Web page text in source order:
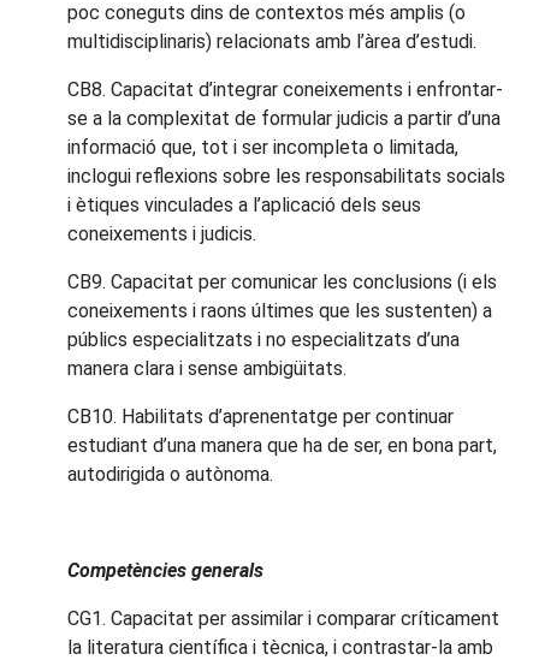
poc coneguts dins de contextos més amplis (o
multidisciplinaris) relacionats amb l’àrea d’estudi.
CB8. Capacitat d’integrar coneixements i enfrontar-
se a la complexitat de formular judicis a partir d’una
informació que, tot i ser incompleta o limitada,
inclogui reflexions sobre les responsabilitats socials
i ètiques vinculades a l’aplicació dels seus
coneixements i judicis.
CB9. Capacitat per comunicar les conclusions (i els
coneixements i raons últimes que les sustenten) a
públics especialitzats i no especialitzats d’una
manera clara i sense ambigüitats.
CB10. Habilitats d’aprenentatge per continuar
estudiant d’una manera que ha de ser, en bona part,
autodirigida o autònoma.
Competències generals
CG1. Capacitat per assimilar i comparar críticament
la literatura científica i tècnica, i contrastar-la amb